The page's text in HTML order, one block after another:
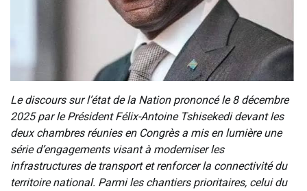
Le discours sur l’état de la Nation prononcé le 8 décembre
2025 par le Président Félix-Antoine Tshisekedi devant les
deux chambres réunies en Congrès a mis en lumière une
série d’engagements visant à moderniser les
infrastructures de transport et renforcer la connectivité du
territoire national. Parmi les chantiers prioritaires, celui du